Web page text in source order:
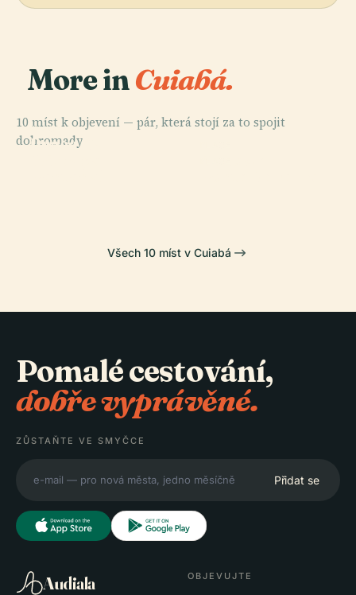
More inCuiabá.
10 míst k objevení — pár, která stojí za to spojit
dohromady.
PLACE
Praça Da
PLACE
Všech 10 míst v Cuiabá
Pomalé cestování,
dobře vyprávěné.
ZŮSTAŇTE VE SMYČCE
Přidat se
Audiala OBJEVUJTE